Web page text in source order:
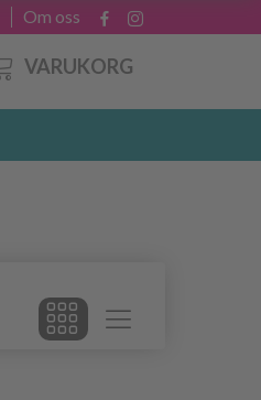
Om oss
VARUKORG